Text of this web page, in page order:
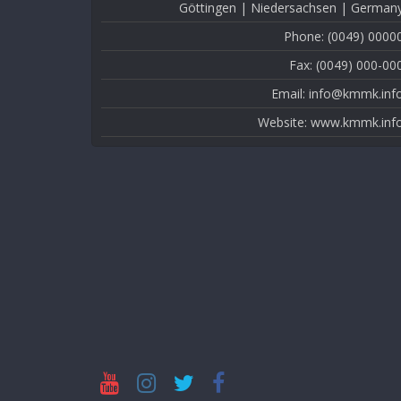
Göttingen | Niedersachsen |
Phone: (0049)
Fax: (0049) 000-
Email:
Website: